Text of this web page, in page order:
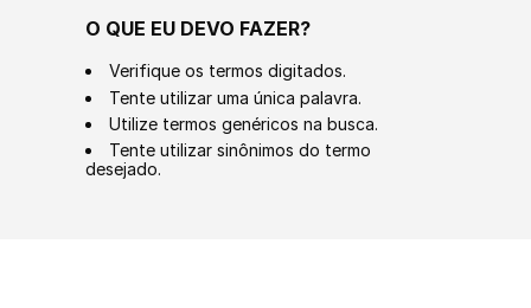
O QUE EU DEVO FAZER?
Verifique os termos digitados.
Tente utilizar uma única palavra.
Utilize termos genéricos na busca.
Tente utilizar sinônimos do termo
desejado.